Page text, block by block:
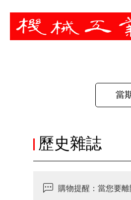
暫停
當
歷史雜誌
購物提醒：當您要